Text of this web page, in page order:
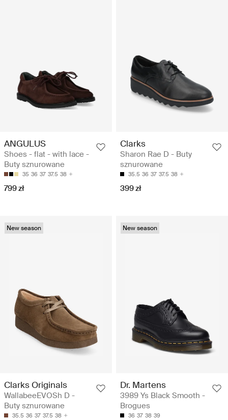
ANGULUS
Shoes - flat - with lace -
Buty sznurowane
35 36 37 37.5 38
799 zł
Clarks
Sharon Rae D - Buty
sznurowane
35.5 36 37 37.5 38
399 zł
New season
Clarks Originals
WallabeeEVOSh D -
Buty sznurowane
35.5 36 37 37.5 38
New season
Dr. Martens
3989 Ys Black Smooth -
Brogues
36 37 38 39